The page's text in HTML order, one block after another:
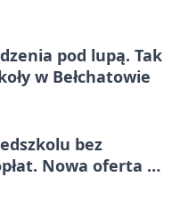
pod lupą. Tak
w Bełchatowie
bez
Nowa oferta w